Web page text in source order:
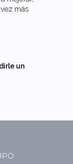
más
un